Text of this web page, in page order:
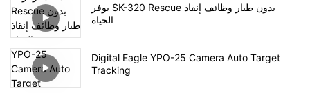
يوفر SK-320 Rescue بدون طيار وظائف إنقاذ
الحياة
Digital Eagle YPO-25 Camera Auto Target
Tracking